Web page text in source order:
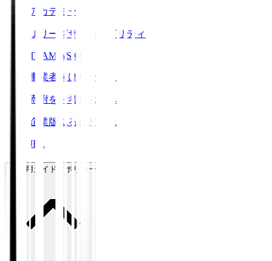
アカデミー
Ｊリーグサステナビリティ
TEAM AS ONE
事業者向けサービス
寄附をお考えの方へ
企業版ふるさと納税
JFA
ご利用ガイド・ポリシー